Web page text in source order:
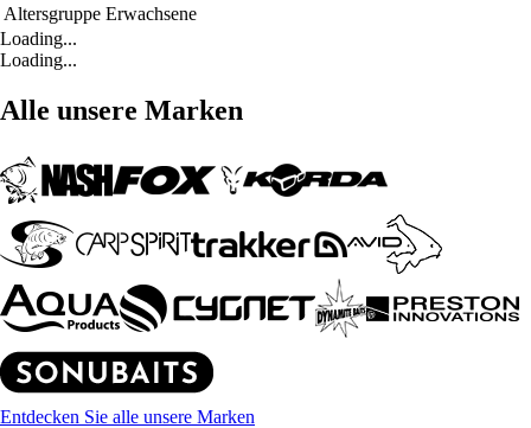
Altersgruppe Erwachsene
Loading...
Loading...
Alle unsere Marken
Entdecken Sie alle unsere Marken